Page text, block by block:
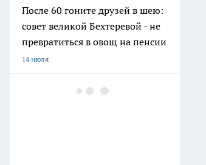
После 60 гоните друзей в шею:
совет великой Бехтеревой - не
превратиться в овощ на пенсии
14 июля
Гигант с нежной душой: как